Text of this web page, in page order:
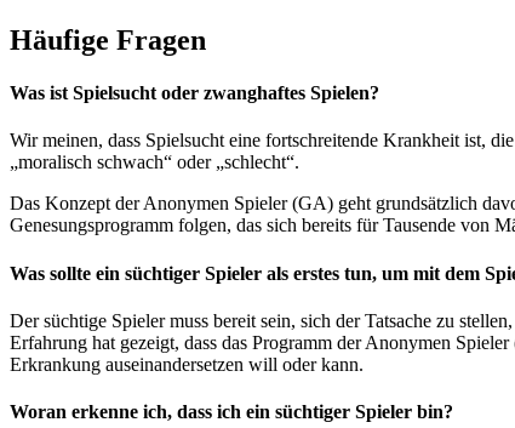
Häufige Fragen
Was ist Spielsucht oder zwanghaftes Spielen?
Wir meinen, dass Spielsucht eine fortschreitende Krankheit ist,
„moralisch schwach“ oder „schlecht“.
Das Konzept der Anonymen Spieler (GA) geht grundsätzlich
Genesungsprogramm folgen, das sich bereits für Tausende von
Was sollte ein süchtiger Spieler als erstes tun, um mit dem
Der süchtige Spieler muss bereit sein, sich der Tatsache zu
Erfahrung hat gezeigt, dass das Programm der Anonymen
Erkrankung auseinandersetzen will oder kann.
Woran erkenne ich, dass ich ein süchtiger Spieler bin?